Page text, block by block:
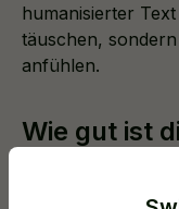
humanisierter
täuschen,
anfühlen.
Wie gut ist